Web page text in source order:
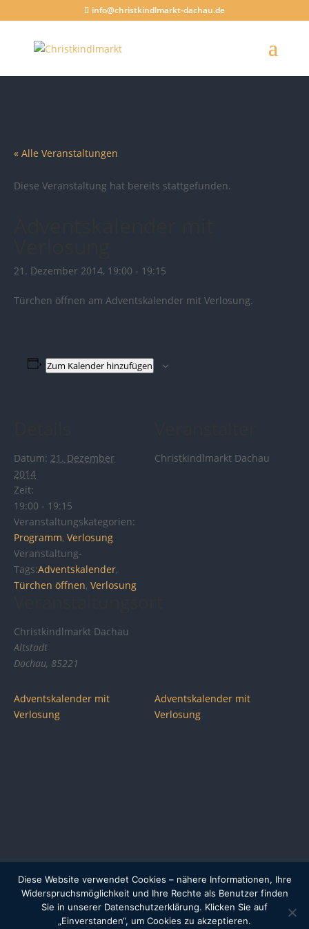
info@christkindlmarkt-dachau.de
« Alle Veranstaltungen
Diese Veranstaltung hat bereits stattgefunden.
21. Dezember 2014, 19:00 - 19:15
Türchen öffnen am Adventskalender mit Verlosung.
Zum Kalender hinzufügen
Datum: 21. Dezember
2014
Zeit:
19:00 - 19:15
Veranstaltungskategorien:
Programm, Verlosung
Veranstaltung-
Tags:Adventskalender,
Türchen öffnen, Verlosung
Christkindlmarkt Dachau
Altstadt
Dachau, 85221
Christkindlmarkt Dachau
Adventskalender mit
Verlosung
Adventskalender mit
Verlosung
Impressum Datenschutzerklärung
Diese Website verwendet Cookies – nähere Informationen, Ihre
Widerspruchsmöglichkeit und Ihre Rechte als Benutzer finden
Sie in unserer Datenschutzerklärung. Klicken Sie auf
„Einverstanden“, um Cookies zu akzeptieren.